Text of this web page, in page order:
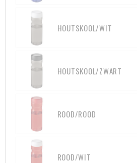
Reistassensets
Collegetassen
Tablettassen
Kledingtassen
Heuptassen
HOUTSKOOL/WIT
HOUTSKOOL/ZWART
ROOD/ROOD
ROOD/WIT